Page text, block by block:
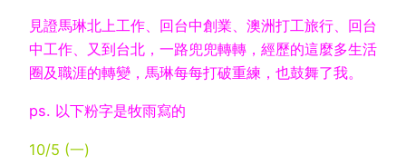
見證馬琳北上工作、回台中創業、澳洲打工旅行、回台
中工作、又到台北，一路兜兜轉轉，經歷的這麼多生活
圈及職涯的轉變，馬琳每每打破重練，也鼓舞了我。
ps. 以下粉字是牧雨寫的
10/5 (一)